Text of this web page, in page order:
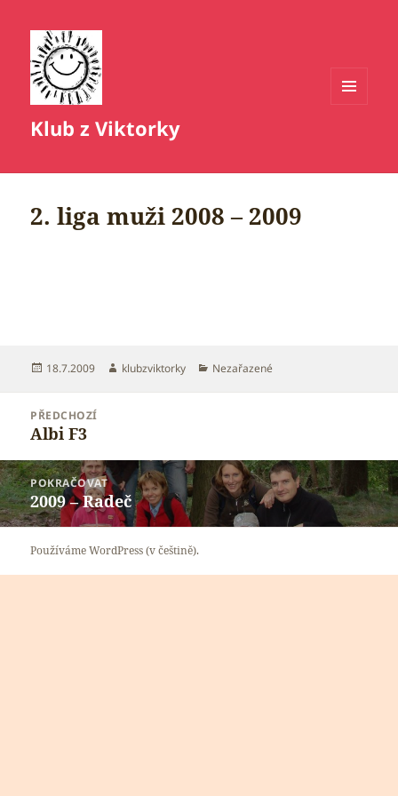
Klub z Viktorky
2. liga muži 2008 – 2009
Publikováno:
18.7.2009 Autor:
klubzviktorky Rubriky:
Nezařazené
příspěvek
PŘEDCHOZÍ
Předchozí
Albi F3
POKRAČOVAT
Následující
příspěvek:
2009 – Radeč
Používáme WordPress (v češtině).